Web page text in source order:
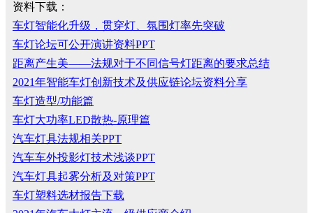
资料下载：
车灯智能化升级，贯穿灯、氛围灯率先突破
车灯论坛可公开演讲资料PPT
距离产生美——法规对于不同信号灯距离的要求总结
2021年智能车灯创新技术及供应链论坛资料分享
车灯造型/功能篇
车灯大功率LED散热-原理篇
汽车灯具法规相关PPT
汽车车外投影灯技术浅谈PPT
汽车灯具起雾分析及对策PPT
车灯塑料选材报告下载